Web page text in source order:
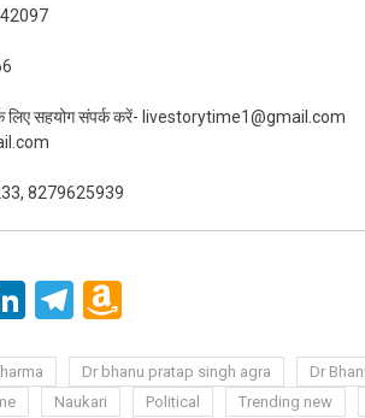
के लिए सहयोग संपर्क करें- livestorytime1@gmail.com
8279625939
LinkedIn
Telegram
List
Dr bhanu pratap singh agra Dr
Naukari Political Trending new